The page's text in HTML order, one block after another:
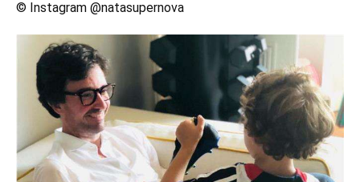
© Instagram @natasupernova